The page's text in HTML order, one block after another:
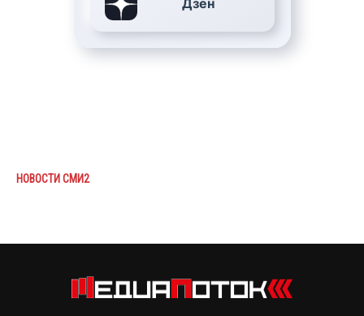
Дзен
НОВОСТИ СМИ2